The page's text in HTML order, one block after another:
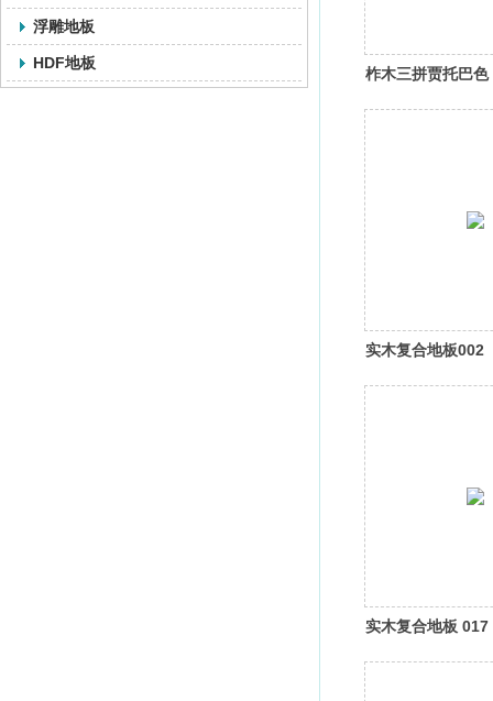
浮雕地板
HDF地板
柞木三拼贾托巴色
实木复合地板002
实木复合地板 017